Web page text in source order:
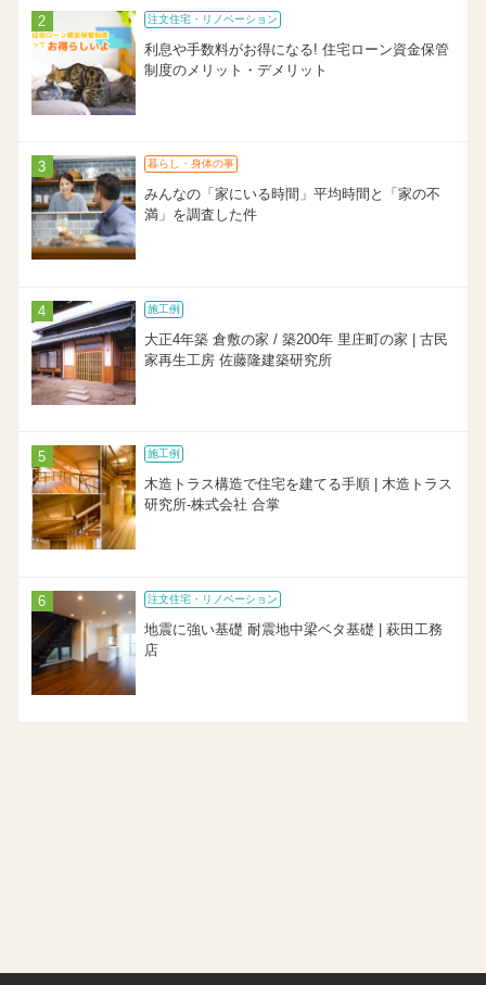
注文住宅・リノベーション
利息や手数料がお得になる! 住宅ローン資金保管
制度のメリット・デメリット
暮らし・身体の事
みんなの「家にいる時間」平均時間と「家の不
満」を調査した件
施工例
大正4年築 倉敷の家 / 築200年 里庄町の家 | 古民
家再生工房 佐藤隆建築研究所
施工例
木造トラス構造で住宅を建てる手順 | 木造トラス
研究所-株式会社 合掌
注文住宅・リノベーション
地震に強い基礎 耐震地中梁ベタ基礎 | 萩田工務
店